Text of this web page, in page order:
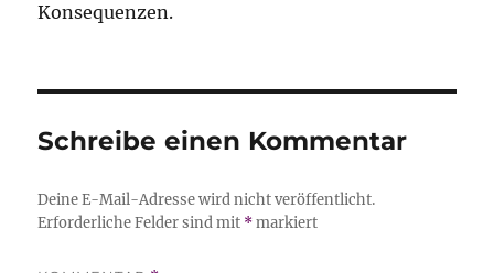
Konsequenzen.
Schreibe einen Kommentar
Deine E-Mail-Adresse wird nicht veröffentlicht.
Erforderliche Felder sind mit *markiert